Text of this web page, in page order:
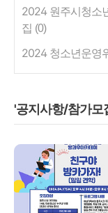
2024 원주시청소
집 (0)
2024 청소년운영
'공지사항/참가모